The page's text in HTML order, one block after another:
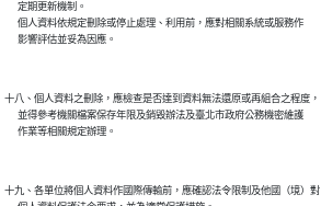
      定期更新機制。
      個人資料依規定刪除或停止處理、利用前，應對相關系統或服務作
十八、個人資料之刪除，應檢查是否達到資料無法還原或再組合之程度，
      並得參考機關檔案保存年限及銷毀辦法及臺北市政府公務機密維護
十九、各單位將個人資料作國際傳輸前，應確認法令限制及他國（境）對